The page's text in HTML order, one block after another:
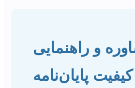
و راهنمایی
پایان‌نامه